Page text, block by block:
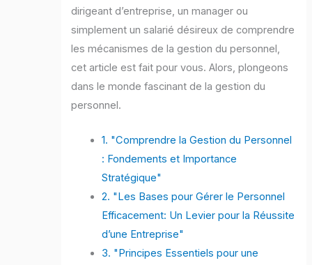
dirigeant d’entreprise, un manager ou
simplement un salarié désireux de comprendre
les mécanismes de la gestion du personnel,
cet article est fait pour vous. Alors, plongeons
dans le monde fascinant de la gestion du
personnel.
1. "Comprendre la Gestion du Personnel
: Fondements et Importance
Stratégique"
2. "Les Bases pour Gérer le Personnel
Efficacement: Un Levier pour la Réussite
d’une Entreprise"
3. "Principes Essentiels pour une